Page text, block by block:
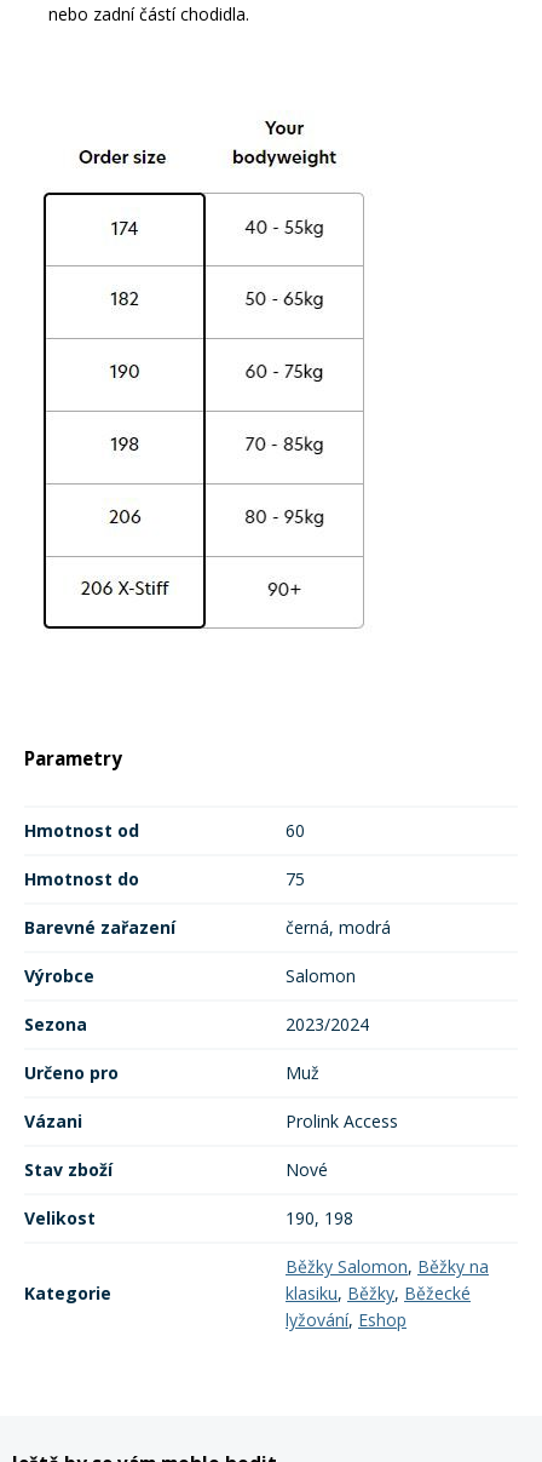
nebo zadní částí chodidla.
Parametry
Hmotnost od 60
Hmotnost do 75
Barevné zařazení černá, modrá
Výrobce Salomon
Sezona 2023/2024
Určeno pro Muž
Vázani Prolink Access
Stav zboží Nové
Velikost 190, 198
Kategorie
Běžky Salomon, Běžky na
klasiku, Běžky, Běžecké
lyžování, Eshop